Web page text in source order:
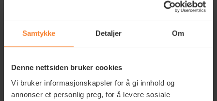
Samtykke Detaljer Om
Denne nettsiden bruker cookies
Vi bruker informasjonskapsler for å gi innhold og
annonser et personlig preg, for å levere sosiale
kundeservice@celcius.no